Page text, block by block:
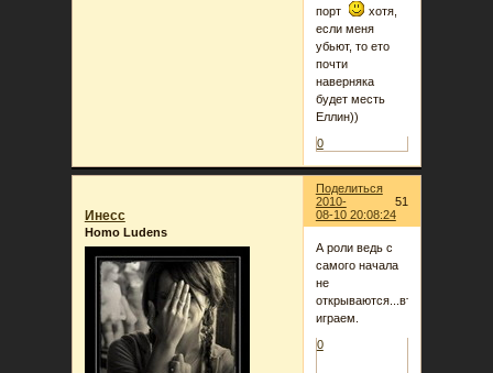
порт
хотя,
если меня
убьют, то ето
почти
наверняка
будет месть
Еллин))
0
Поделиться
51
2010-
08-10 20:08:24
Инеcc
Homo Ludens
А роли ведь с
самого начала
не
открываются...втемную
играем.
0